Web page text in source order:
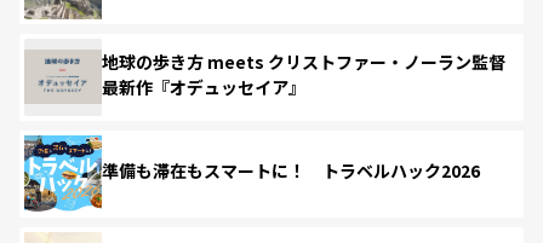
地球の歩き方 meets クリストファー・ノーラン監督
最新作『オデュッセイア』
準備も滞在もスマートに！ トラベルハック2026